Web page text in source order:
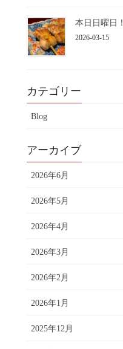
本日日曜日！
2026-03-15
カテゴリー
Blog
アーカイブ
2026年6月
2026年5月
2026年4月
2026年3月
2026年2月
2026年1月
2025年12月